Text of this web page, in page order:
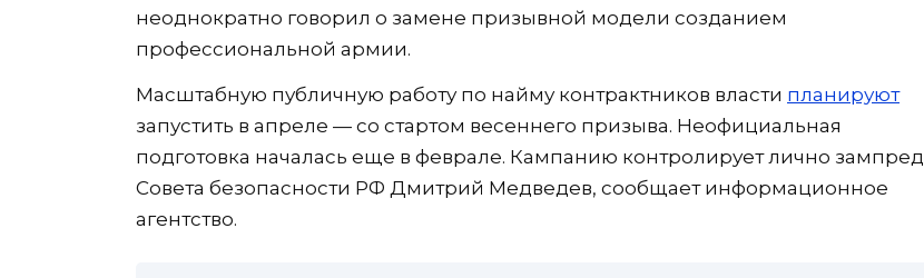
неоднократно говорил о замене призывной модели созданием
профессиональной армии.
Масштабную публичную работу по найму контрактников власти планируют
запустить в апреле — со стартом весеннего призыва. Неофициальная
подготовка началась еще в феврале. Кампанию контролирует лично зампред
Совета безопасности РФ Дмитрий Медведев, сообщает информационное
агентство.